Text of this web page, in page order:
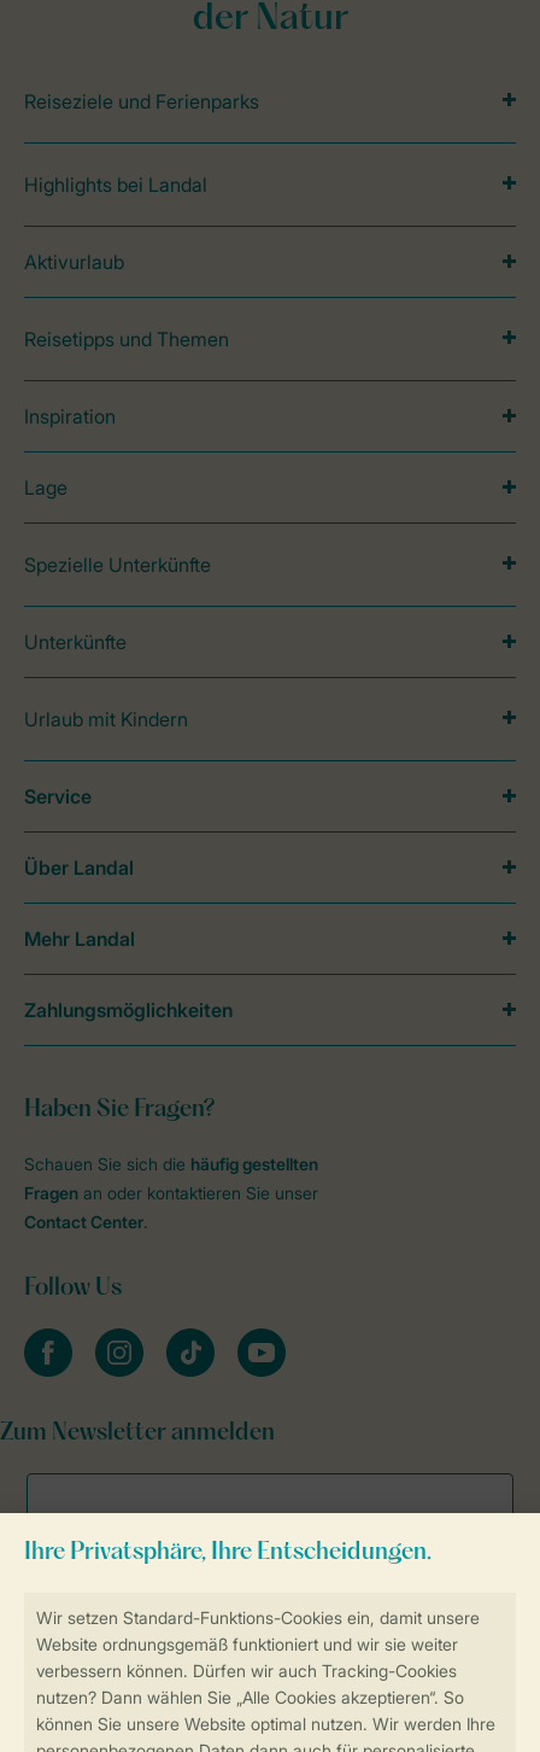
Sicher und schnell zur Online-Buchung
Sichere Datenübertragung
Sicheres Bezahlen
der Natur
Reiseziele und Ferienparks
Highlights bei Landal
Aktivurlaub
Reisetipps und Themen
Inspiration
Lage
Spezielle Unterkünfte
Unterkünfte
Urlaub mit Kindern
Haben Sie Fragen?
Schauen Sie sich die häufig gestellten
Fragen an oder kontaktieren Sie unser
Contact Center.
Follow Us
facebookinstagramtiktok youtube
Zum Newsletter anmelden
Service
Über Landal
Mehr Landal
Zahlungsmöglichkeiten